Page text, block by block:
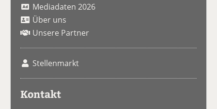
Mediadaten 2026
Über uns
Unsere Partner
Stellenmarkt
Kontakt